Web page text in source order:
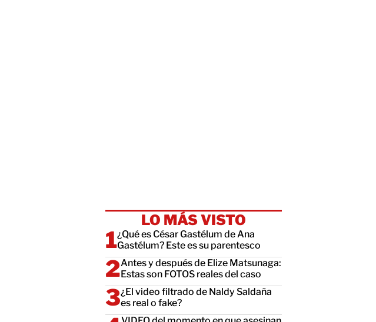
LO MÁS VISTO
¿Qué es César Gastélum de Ana
Gastélum? Este es su parentesco
Antes y después de Elize Matsunaga:
Estas son FOTOS reales del caso
¿El video filtrado de Naldy Saldaña
es real o fake?